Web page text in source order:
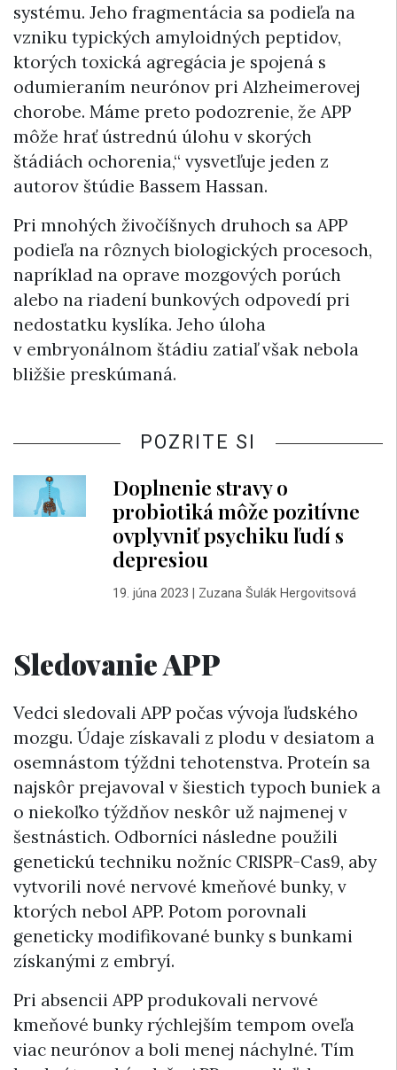
systému. Jeho fragmentácia sa podieľa na
vzniku typických amyloidných peptidov,
ktorých toxická agregácia je spojená s
odumieraním neurónov pri Alzheimerovej
chorobe. Máme preto podozrenie, že APP
môže hrať ústrednú úlohu v skorých
štádiách ochorenia,“ vysvetľuje jeden z
autorov štúdie Bassem Hassan.
Pri mnohých živočíšnych druhoch sa APP
podieľa na rôznych biologických procesoch,
napríklad na oprave mozgových porúch
alebo na riadení bunkových odpovedí pri
nedostatku kyslíka. Jeho úloha
v embryonálnom štádiu zatiaľ však nebola
bližšie preskúmaná.
POZRITE SI
Doplnenie stravy o
probiotiká môže pozitívne
ovplyvniť psychiku ľudí s
depresiou
19. júna 2023 Zuzana Šulák Hergovitsová
Sledovanie APP
Vedci sledovali APP počas vývoja ľudského
mozgu. Údaje získavali z plodu v desiatom a
osemnástom týždni tehotenstva. Proteín sa
najskôr prejavoval v šiestich typoch buniek a
o niekoľko týždňov neskôr už najmenej v
šestnástich. Odborníci následne použili
genetickú techniku nožníc CRISPR-Cas9, aby
vytvorili nové nervové kmeňové bunky, v
ktorých nebol APP. Potom porovnali
geneticky modifikované bunky s bunkami
získanými z embryí.
Pri absencii APP produkovali nervové
kmeňové bunky rýchlejším tempom oveľa
viac neurónov a boli menej náchylné. Tím